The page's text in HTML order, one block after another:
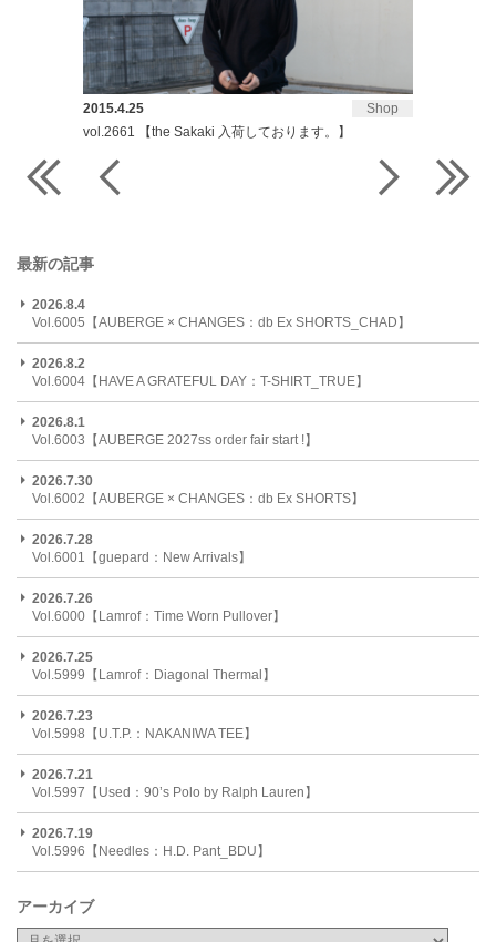
Shop
2015.4.25
vol.2661 【the Sakaki 入荷しております。】
最新の記事
2026.8.4
Vol.6005【AUBERGE × CHANGES：db Ex SHORTS_CHAD】
2026.8.2
Vol.6004【HAVE A GRATEFUL DAY：T-SHIRT_TRUE】
2026.8.1
Vol.6003【AUBERGE 2027ss order fair start !】
2026.7.30
Vol.6002【AUBERGE × CHANGES：db Ex SHORTS】
2026.7.28
Vol.6001【guepard：New Arrivals】
2026.7.26
Vol.6000【Lamrof：Time Worn Pullover】
2026.7.25
Vol.5999【Lamrof：Diagonal Thermal】
2026.7.23
Vol.5998【U.T.P.：NAKANIWA TEE】
2026.7.21
Vol.5997【Used：90’s Polo by Ralph Lauren】
2026.7.19
Vol.5996【Needles：H.D. Pant_BDU】
アーカイブ